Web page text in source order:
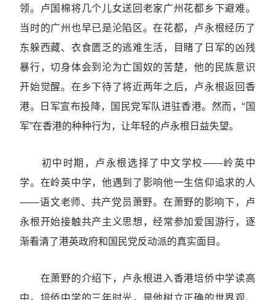
领。卢国棉将几个儿女送回老家广州花都乡下避难。
当时的广州也早已是沦陷区。在花都，卢永根经历了
东躲西藏、衣食匮乏的逃难生活，目睹了日军的凶残
暴行，切身体会到沦为亡国奴的苦楚，他的民族意识
开始觉醒。在乡下待了将近两年之后，卢永根返回香
港。日军宣布投降，国民党军队进驻香港。然而，“国
军”在香港的种种行为，让年轻的卢永根日益失望。
初中时期，卢永根选择了中文学校——岭英中
学。在岭英中学，他遇到了影响他一生信仰追求的人
——语文老师、共产党员萧野。在萧野的影响下，卢
永根开始接触共产主义思想，经常参加爱国游行，逐
渐看清了港英政府和国民党反动派的真实面目。
在萧野的介绍下，卢永根进入香港培侨中学读高